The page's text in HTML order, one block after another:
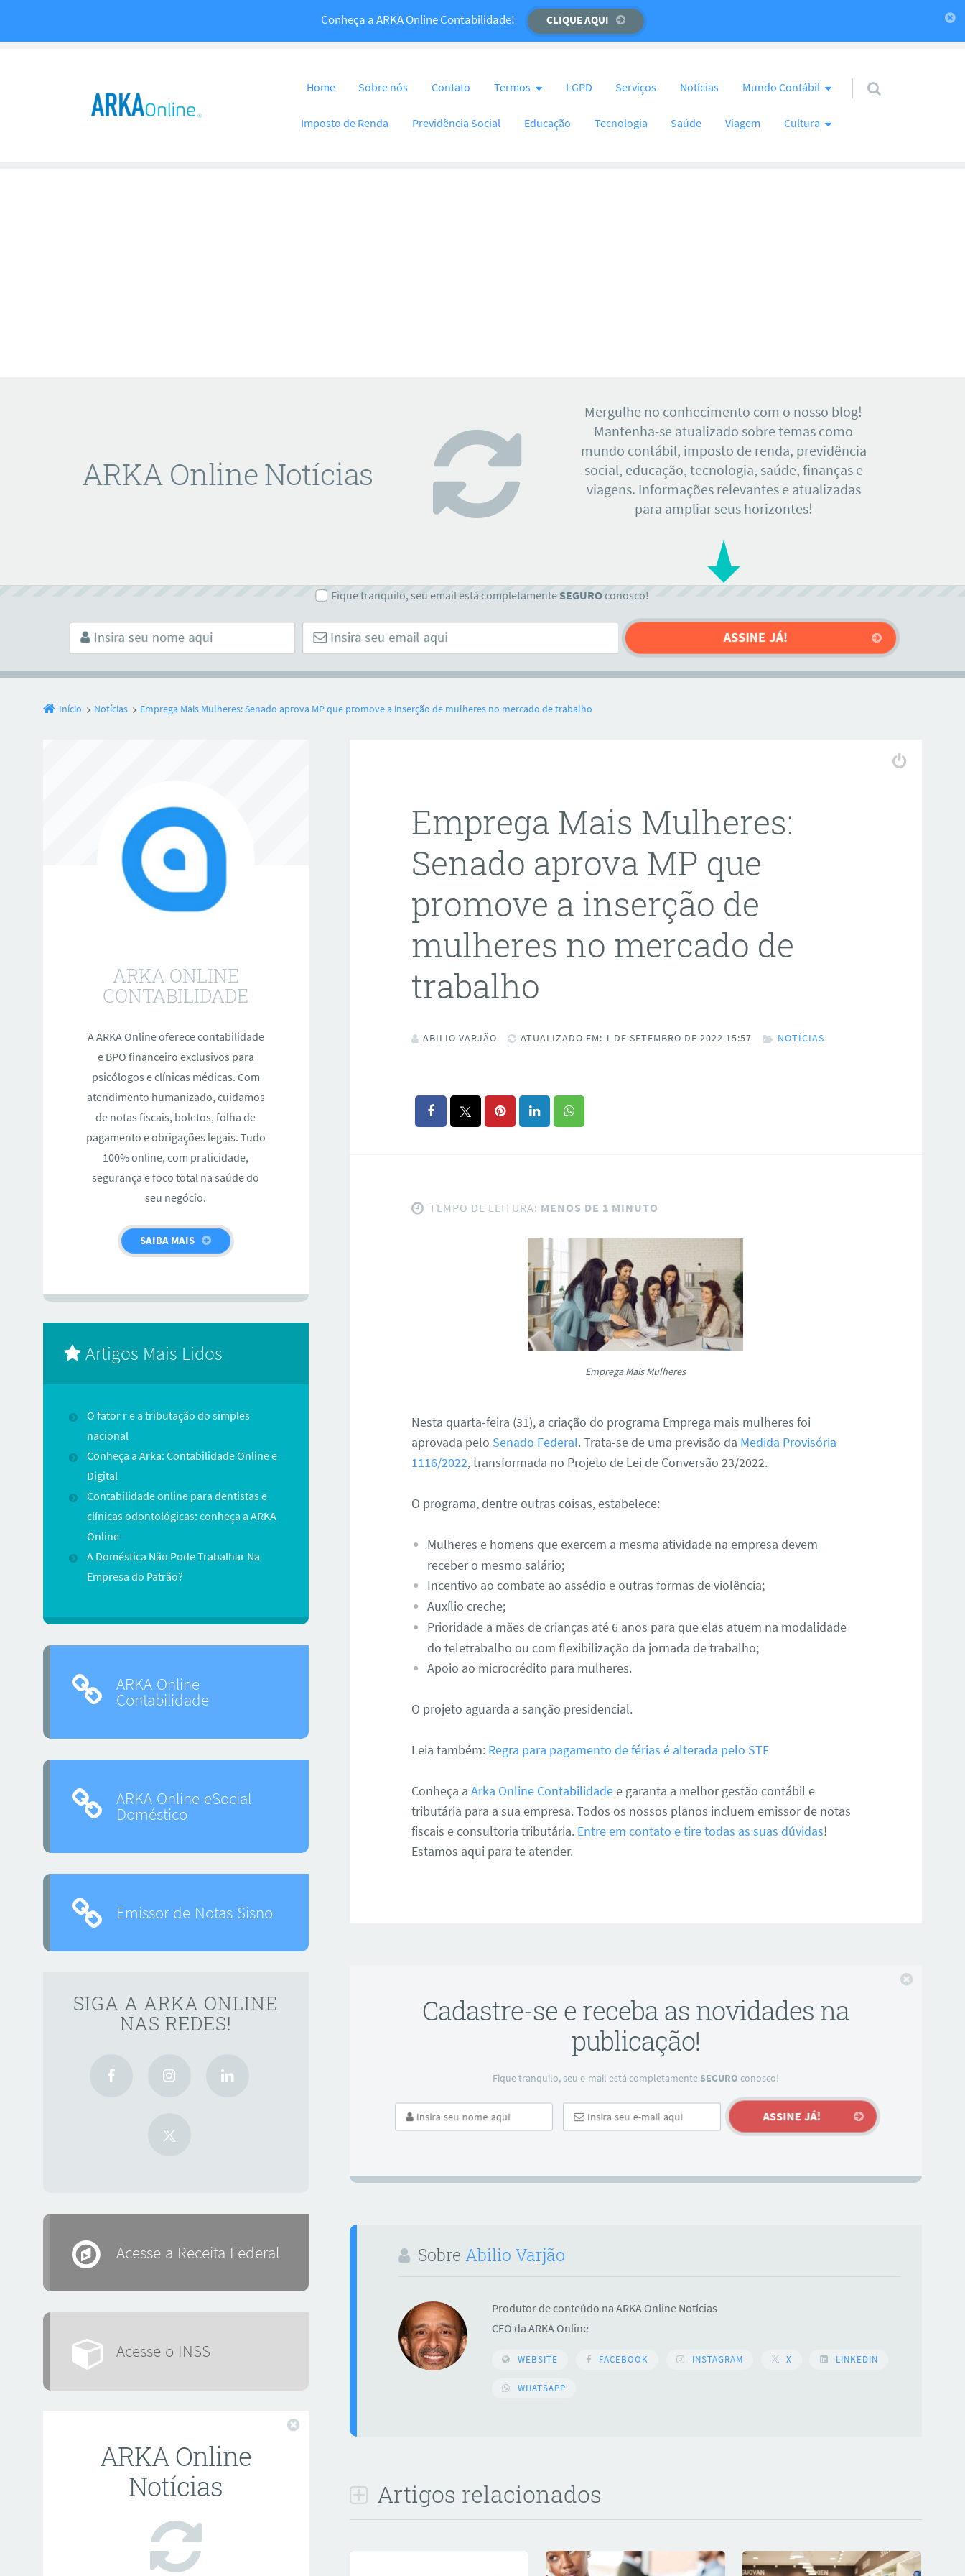
Temos um recado importante para você! CLIQUE AQUI
Conheça a ARKA Online Contabilidade! CLIQUE AQUI
Home Sobre nós Contato Termos LGPD Serviços Notícias Mundo Contábil
Imposto de Renda Previdência Social Educação Tecnologia Saúde Viagem Cultura
ARKA Online Notícias
Mergulhe no conhecimento com o nosso blog!
Mantenha-se atualizado sobre temas como
mundo contábil, imposto de renda, previdência
social, educação, tecnologia, saúde, finanças e
viagens. Informações relevantes e atualizadas
para ampliar seus horizontes!
Fique tranquilo, seu email está completamente SEGUROconosco!
Início Notícias Emprega Mais Mulheres: Senado aprova MP que promove a inserção de mulheres no mercado de trabalho
Emprega Mais Mulheres:
Senado aprova MP que
promove a inserção de
mulheres no mercado de
trabalho
ABILIO VARJÃO ATUALIZADO EM: 1 DE SETEMBRO DE 2022 15:57 NOTÍCIAS
TEMPO DE LEITURA: MENOS DE 1 MINUTO
Emprega Mais Mulheres
Nesta quarta-feira (31), a criação do programa Emprega mais mulheres foi
aprovada pelo Senado Federal. Trata-se de uma previsão da Medida Provisória
1116/2022, transformada no Projeto de Lei de Conversão 23/2022.
O programa, dentre outras coisas, estabelece:
Mulheres e homens que exercem a mesma atividade na empresa devem
receber o mesmo salário;
Incentivo ao combate ao assédio e outras formas de violência;
Auxílio creche;
Prioridade a mães de crianças até 6 anos para que elas atuem na modalidade
do teletrabalho ou com flexibilização da jornada de trabalho;
Apoio ao microcrédito para mulheres.
O projeto aguarda a sanção presidencial.
Leia também: Regra para pagamento de férias é alterada pelo STF
Conheça aArka Online Contabilidadee garanta a melhor gestão contábil e
tributária para a sua empresa. Todos os nossos planos incluem emissor de notas
fiscais e consultoria tributária. Entre em contato e tire todas as suas dúvidas!
Estamos aqui para te atender.
Cadastre-se e receba as novidades na
publicação!
Fique tranquilo, seu e-mail está completamenteSEGURO conosco!
Sobre Abilio Varjão
Produtor de conteúdo na ARKA Online Notícias
CEO da ARKA Online
WEBSITE FACEBOOK INSTAGRAM X LINKEDIN
WHATSAPP
Artigos relacionados
ARKA ONLINE
CONTABILIDADE
A ARKA Online oferece contabilidade
e BPO financeiro exclusivos para
psicólogos e clínicas médicas. Com
atendimento humanizado, cuidamos
de notas fiscais, boletos, folha de
pagamento e obrigações legais. Tudo
100% online, com praticidade,
segurança e foco total na saúde do
seu negócio.
SAIBA MAIS
Artigos Mais Lidos
O fator r e a tributação do simples
nacional
Conheça a Arka: Contabilidade Online e
Digital
Contabilidade online para dentistas e
clínicas odontológicas: conheça a ARKA
Online
A Doméstica Não Pode Trabalhar Na
Empresa do Patrão?
ARKA Online
Contabilidade
ARKA Online eSocial
Doméstico
Emissor de Notas Sisno
SIGA A ARKA ONLINE
NAS REDES!
Acesse a Receita Federal
Acesse o INSS
ARKA Online
Notícias